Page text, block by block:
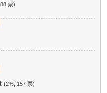
票)
(2%, 157 票)